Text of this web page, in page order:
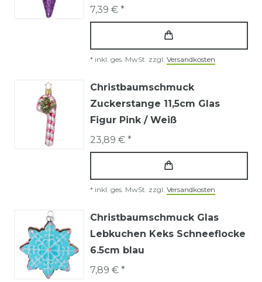
7,39 € *
* inkl. ges. MwSt. zzgl. Versandkosten
Christbaumschmuck
Zuckerstange 11,5cm Glas
Figur Pink / Weiß
23,89 € *
* inkl. ges. MwSt. zzgl. Versandkosten
Christbaumschmuck Glas
Lebkuchen Keks Schneeflocke
6.5cm blau
7,89 € *